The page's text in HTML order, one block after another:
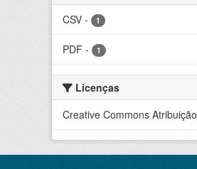
CSV - 1
PDF - 1
Licenças
Creative Commons Atribuição